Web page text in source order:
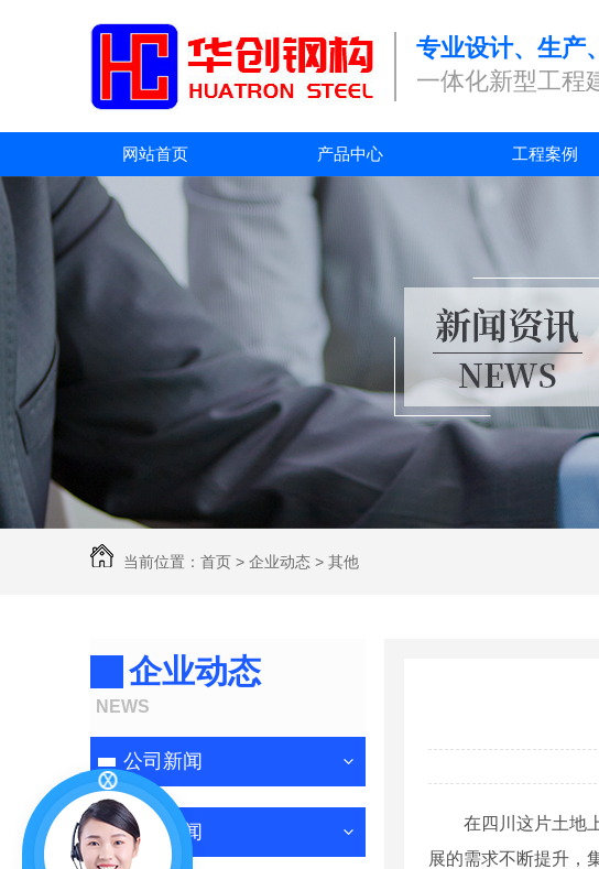
专业设计、生产
一体化新型工程
网站首页 产品中心 工程案例
当前位置： 首页 > 企业动态 > 其他
企业动态
NEWS
公司新闻
行业新闻
在四川这片土地
展的需求不断提升，